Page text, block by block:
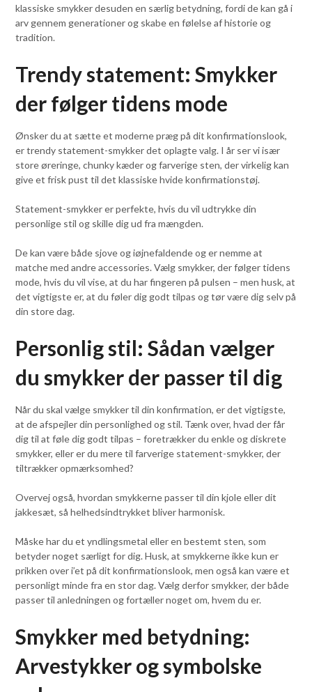
klassiske smykker desuden en særlig betydning, fordi de kan gå i
arv gennem generationer og skabe en følelse af historie og
tradition.
Trendy statement: Smykker
der følger tidens mode
Ønsker du at sætte et moderne præg på dit konfirmationslook,
er trendy statement-smykker det oplagte valg. I år ser vi især
store øreringe, chunky kæder og farverige sten, der virkelig kan
give et frisk pust til det klassiske hvide konfirmationstøj.
Statement-smykker er perfekte, hvis du vil udtrykke din
personlige stil og skille dig ud fra mængden.
De kan være både sjove og iøjnefaldende og er nemme at
matche med andre accessories. Vælg smykker, der følger tidens
mode, hvis du vil vise, at du har fingeren på pulsen – men husk, at
det vigtigste er, at du føler dig godt tilpas og tør være dig selv på
din store dag.
Personlig stil: Sådan vælger
du smykker der passer til dig
Når du skal vælge smykker til din konfirmation, er det vigtigste,
at de afspejler din personlighed og stil. Tænk over, hvad der får
dig til at føle dig godt tilpas – foretrækker du enkle og diskrete
smykker, eller er du mere til farverige statement-smykker, der
tiltrækker opmærksomhed?
Overvej også, hvordan smykkerne passer til din kjole eller dit
jakkesæt, så helhedsindtrykket bliver harmonisk.
Måske har du et yndlingsmetal eller en bestemt sten, som
betyder noget særligt for dig. Husk, at smykkerne ikke kun er
prikken over i’et på dit konfirmationslook, men også kan være et
personligt minde fra en stor dag. Vælg derfor smykker, der både
passer til anledningen og fortæller noget om, hvem du er.
Smykker med betydning:
Arvestykker og symbolske